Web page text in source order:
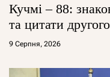
Кучмі – 88:
та цитати
9 Серпня, 2026